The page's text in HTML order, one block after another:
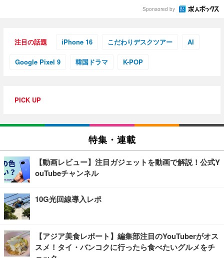
Sponsored by
注目の話題 iPhone 16 こだわりデスクツアー AI
Google Pixel 9 韓国ドラマ K-POP
PICK UP
特集・連載
【動画レビュー】注目ガジェットを動画で解説！公式Y
ouTubeチャンネル
10G光回線導入レポ
【アジア美食レポート】編集部注目のYouTuberがオス
スメ！タイ・バンコクに行ったら食べたいグルメをチ